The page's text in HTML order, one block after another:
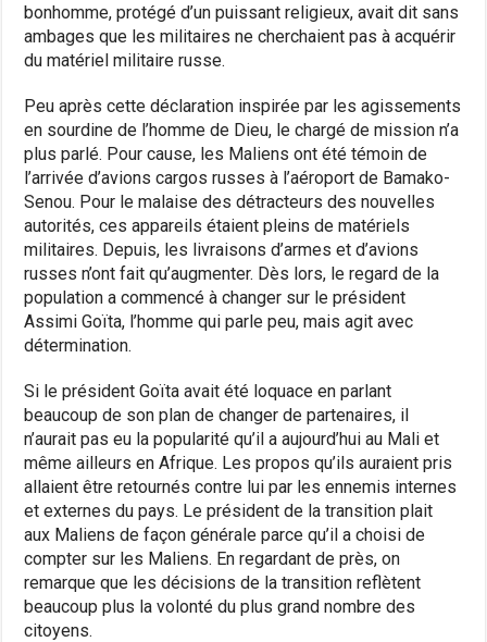
bonhomme, protégé d’un puissant religieux, avait dit sans
ambages que les militaires ne cherchaient pas à acquérir
du matériel militaire russe.
Peu après cette déclaration inspirée par les agissements
en sourdine de l’homme de Dieu, le chargé de mission n’a
plus parlé. Pour cause, les Maliens ont été témoin de
l’arrivée d’avions cargos russes à l’aéroport de Bamako-
Senou. Pour le malaise des détracteurs des nouvelles
autorités, ces appareils étaient pleins de matériels
militaires. Depuis, les livraisons d’armes et d’avions
russes n’ont fait qu’augmenter. Dès lors, le regard de la
population a commencé à changer sur le président
Assimi Goïta, l’homme qui parle peu, mais agit avec
détermination.
Si le président Goïta avait été loquace en parlant
beaucoup de son plan de changer de partenaires, il
n’aurait pas eu la popularité qu’il a aujourd’hui au Mali et
même ailleurs en Afrique. Les propos qu’ils auraient pris
allaient être retournés contre lui par les ennemis internes
et externes du pays. Le président de la transition plait
aux Maliens de façon générale parce qu’il a choisi de
compter sur les Maliens. En regardant de près, on
remarque que les décisions de la transition reflètent
beaucoup plus la volonté du plus grand nombre des
citoyens.